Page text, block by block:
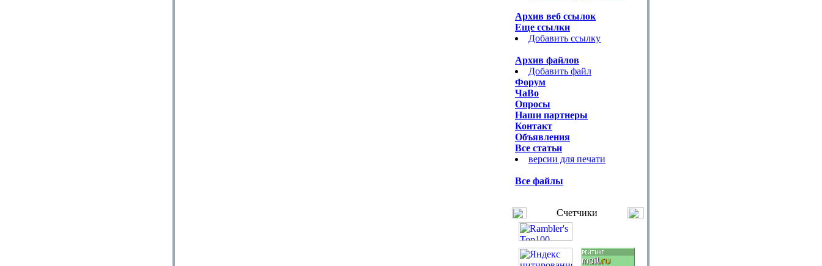
Архив веб ссылок
Еще ссылки
Добавить ссылку
Архив файлов
Добавить файл
Форум
ЧаВо
Опросы
Наши партнеры
Контакт
Объявления
Все статьи
версии для печати
Все файлы
Счетчики